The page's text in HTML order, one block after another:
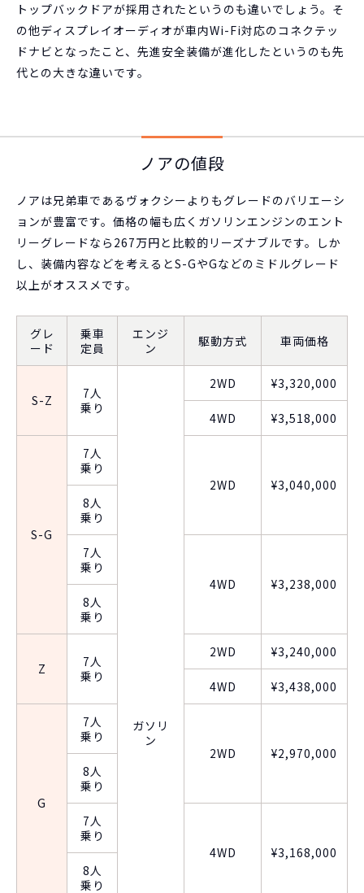
トップバックドアが採用されたというのも違いでしょう。そ
の他ディスプレイオーディオが車内Wi-Fi対応のコネクテッ
ドナビとなったこと、先進安全装備が進化したというのも先
代との大きな違いです。
ノアの値段
ノアは兄弟車であるヴォクシーよりもグレードのバリエーシ
ョンが豊富です。価格の幅も広くガソリンエンジンのエント
リーグレードなら267万円と比較的リーズナブルです。しか
し、装備内容などを考えるとS-GやGなどのミドルグレード
以上がオススメです。
グレ
ード
乗車
定員
エンジ
ン
駆動方式 車両価格
S-Z
7人
乗り
ガソリ
ン
2WD ¥3,320,000
4WD ¥3,518,000
S-G
7人
乗り
2WD
¥3,040,000
8人
乗り
7人
乗り
4WD
¥3,238,000
8人
乗り
Z
7人
乗り
2WD ¥3,240,000
4WD ¥3,438,000
G
7人
乗り
2WD
¥2,970,000
8人
乗り
7人
乗り
4WD
¥3,168,000
8人
乗り